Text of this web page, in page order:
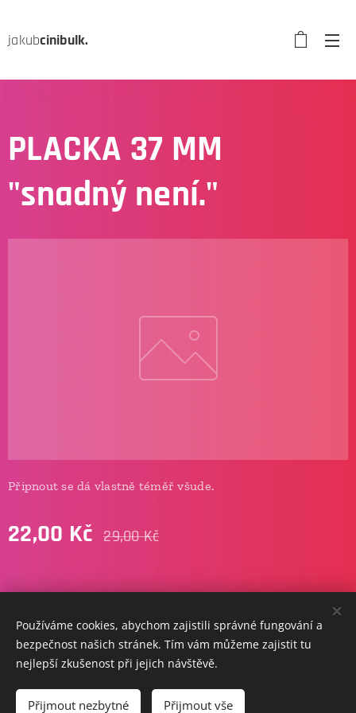
jakubcinibulk.
PLACKA 37 MM
"snadný není."
Připnout se dá vlastně téměř všude.
22,00 Kč 29,00Kč
Do košíku
copyright © 2026 / jakubcinibulk. Cookies
Používáme cookies, abychom zajistili správné fungování a
bezpečnost našich stránek. Tím vám můžeme zajistit tu
nejlepší zkušenost při jejich návštěvě.
Přijmout nezbytné Přijmout vše